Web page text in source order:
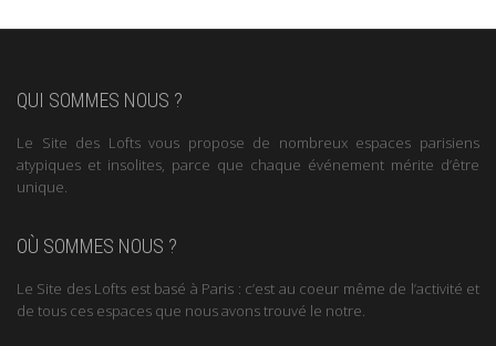
QUI SOMMES NOUS ?
Le Site des Lofts vous propose de nombreux espaces parisiens
atypiques et insolites, parce que chaque événement mérite d’être
unique.
OÙ SOMMES NOUS ?
Le Site des Lofts est basé à Paris : c’est au coeur même de l’activité et
de tous ces espaces que nous avons trouvé le notre.